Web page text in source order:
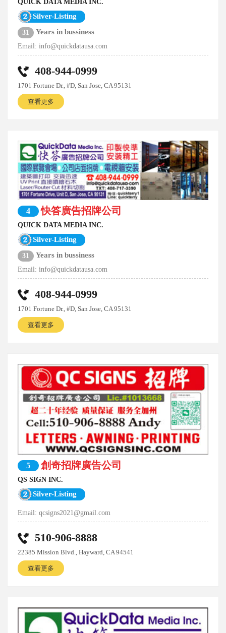
QUICK DATA MEDIA INC.
Silver-Listing
31 Years in bussiness
Email:info@quickdatausa.com
408-944-0999
1701 Fortune Dr., #D, San Jose, CA 95131
查看更多
4 快答廣告招牌公司
QUICK DATA MEDIA INC.
Silver-Listing
31 Years in bussiness
Email:info@quickdatausa.com
408-944-0999
1701 Fortune Dr., #D, San Jose, CA 95131
查看更多
5 創奇招牌廣告公司
QS SIGN INC.
Silver-Listing
Email:qcsigns2021@gmail.com
510-906-8888
22385 Mission Blvd., Hayward, CA 94541
查看更多